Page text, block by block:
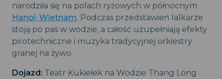
narodziła się na polach ryżowych w północnym
Hanoi, Wietnam. Podczas przedstawień lalkarze
stoją po pas w wodzie, a całość uzupełniają efekty
pirotechniczne i muzyka tradycyjnej orkiestry
granej na żywo.
Dojazd: Teatr Kukiełek na Wodzie Thang Long